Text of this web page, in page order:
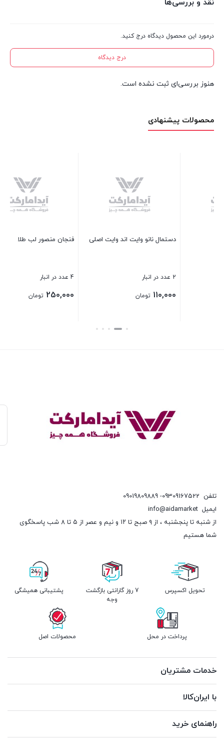
نقد و بررسی‌ها
درمورد این محصول دیدگاه درج کنید.
درج دیدگاه
هنوز بررسی‌ای ثبت نشده است.
محصولات پیشنهادی
فنجان منصور لب طلا
250,000 تومان
تلفن 09309167522- 09019809889
ایمیل info@aidamarket
از شنبه تا پنجشنبه ، از ۹ صبح تا ۱۲ و نیم و عصر از ۵ تا ۸ شب پاسخگوی
شما هستیم
تحویل اکسپرس
7 روز گارانتی بازگشت
وجه
پشتیبانی همیشگی
پرداخت در محل محصولات اصل
خدمات مشتریان
با ایران‌کالا
راهنمای خرید